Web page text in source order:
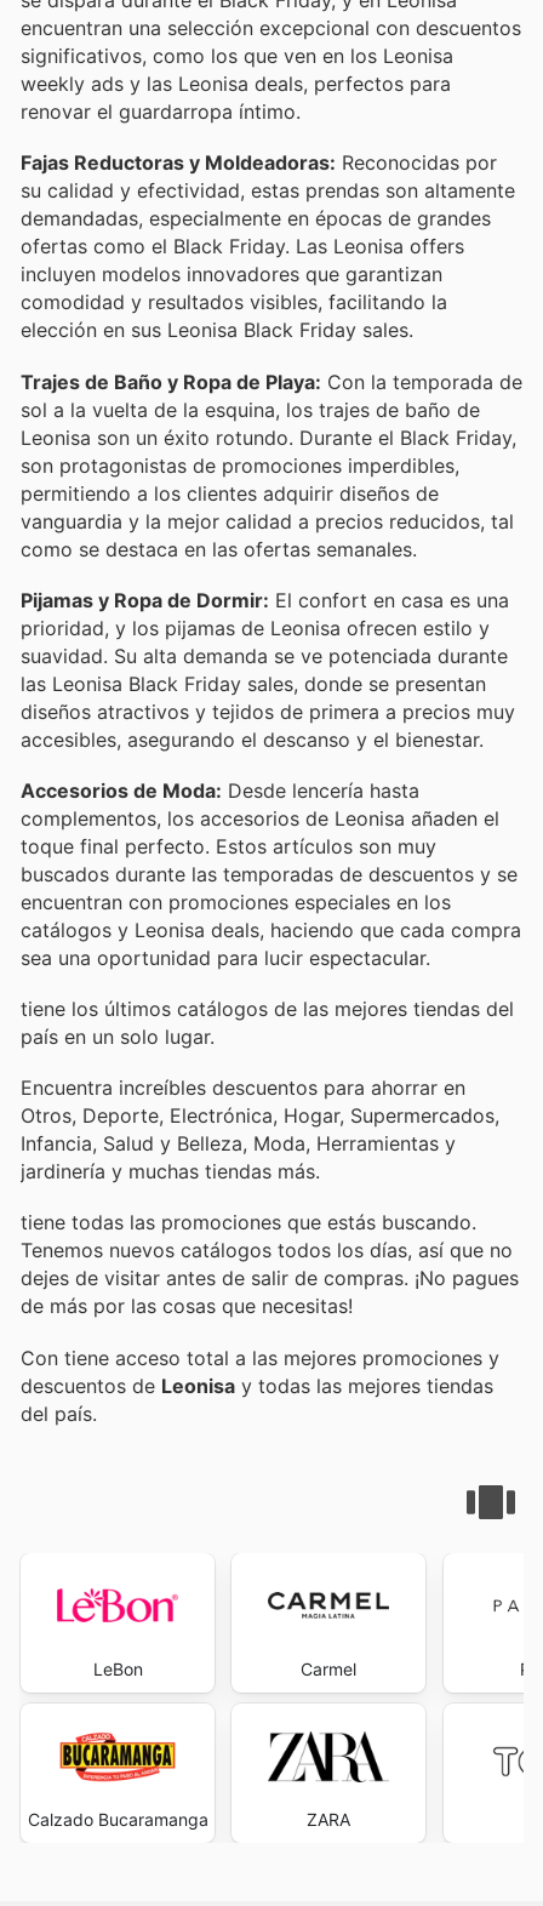
encuentran una selección excepcional con descuentos
significativos, como los que ven en los Leonisa
weekly ads y las Leonisa deals, perfectos para
renovar el guardarropa íntimo.
Fajas Reductoras y Moldeadoras: Reconocidas por
su calidad y efectividad, estas prendas son altamente
demandadas, especialmente en épocas de grandes
ofertas como el Black Friday. Las Leonisa offers
incluyen modelos innovadores que garantizan
comodidad y resultados visibles, facilitando la
elección en sus Leonisa Black Friday sales.
Trajes de Baño y Ropa de Playa: Con la temporada de
sol a la vuelta de la esquina, los trajes de baño de
Leonisa son un éxito rotundo. Durante el Black Friday,
son protagonistas de promociones imperdibles,
permitiendo a los clientes adquirir diseños de
vanguardia y la mejor calidad a precios reducidos, tal
como se destaca en las ofertas semanales.
Pijamas y Ropa de Dormir: El confort en casa es una
prioridad, y los pijamas de Leonisa ofrecen estilo y
suavidad. Su alta demanda se ve potenciada durante
las Leonisa Black Friday sales, donde se presentan
diseños atractivos y tejidos de primera a precios muy
accesibles, asegurando el descanso y el bienestar.
Accesorios de Moda: Desde lencería hasta
complementos, los accesorios de Leonisa añaden el
toque final perfecto. Estos artículos son muy
buscados durante las temporadas de descuentos y se
encuentran con promociones especiales en los
catálogos y Leonisa deals, haciendo que cada compra
sea una oportunidad para lucir espectacular.
tiene los últimos catálogos de las mejores tiendas del
país en un solo lugar.
Encuentra increíbles descuentos para ahorrar en
Otros, Deporte, Electrónica, Hogar, Supermercados,
Infancia, Salud y Belleza, Moda, Herramientas y
jardinería y muchas tiendas más.
tiene todas las promociones que estás buscando.
Tenemos nuevos catálogos todos los días, así que no
dejes de visitar antes de salir de compras. ¡No pagues
de más por las cosas que necesitas!
Con tiene acceso total a las mejores promociones y
descuentos de Leonisa y todas las mejores tiendas
del país.
LeBon
Calzado Bucaramanga
Carmel
ZARA